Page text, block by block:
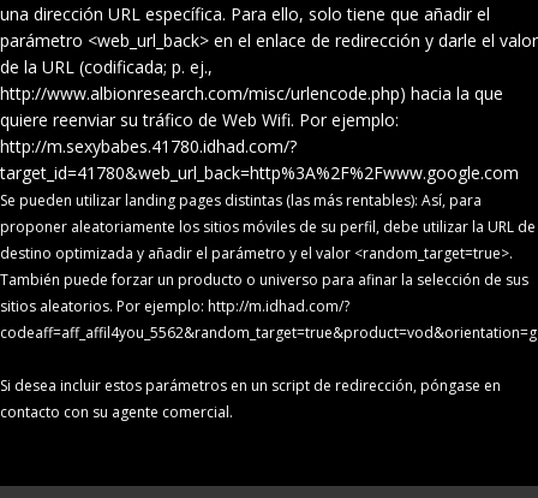
una dirección URL específica. Para ello, solo tiene que añadir el
parámetro <web_url_back> en el enlace de redirección y darle el valor
de la URL (codificada; p. ej.,
http://www.albionresearch.com/misc/urlencode.php) hacia la que
quiere reenviar su tráfico de Web Wifi. Por ejemplo:
http://m.sexybabes.41780.idhad.com/?
target_id=41780&web_url_back=http%3A%2F%2Fwww.google.com
Se pueden utilizar landing pages distintas (las más rentables): Así, para
proponer aleatoriamente los sitios móviles de su perfil, debe utilizar la URL de
destino optimizada y añadir el parámetro y el valor <random_target=true>.
También puede forzar un producto o universo para afinar la selección de sus
sitios aleatorios. Por ejemplo: http://m.idhad.com/?
Si desea incluir estos parámetros en un script de redirección, póngase en
contacto con su agente comercial.